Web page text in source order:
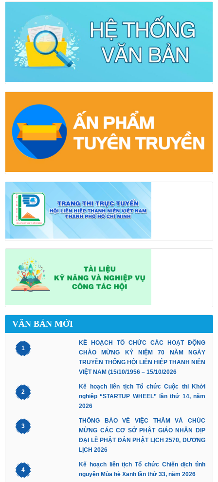
VĂN BẢN MỚI
1
KẾ HOẠCH TỔ CHỨC CÁC HOẠT ĐỘNG
CHÀO MỪNG KỶ NIỆM 70 NĂM NGÀY
TRUYỀN THỐNG HỘI LIÊN HIỆP THANH NIÊN
VIỆT NAM (15/10/1956 – 15/10/2026
2
Kế hoạch liên tịch Tổ chức Cuộc thi Khởi
nghiệp “STARTUP WHEEL” lần thứ 14, năm
2026
3
THÔNG BÁO VỀ VIỆC THĂM VÀ CHÚC
MỪNG CÁC CƠ SỞ PHẬT GIÁO NHÂN DỊP
ĐẠI LỄ PHẬT ĐẢN PHẬT LỊCH 2570, DƯƠNG
LỊCH 2026
4
Kế hoạch liên tịch Tổ chức Chiến dịch tình
nguyện Mùa hè Xanh lần thứ 33, năm 2026